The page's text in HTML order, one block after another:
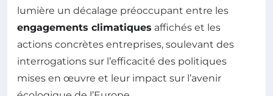
lumière un décalage préoccupant entre les
engagements climatiques affichés et les
actions concrètes entreprises, soulevant des
interrogations sur l’efficacité des politiques
mises en œuvre et leur impact sur l’avenir